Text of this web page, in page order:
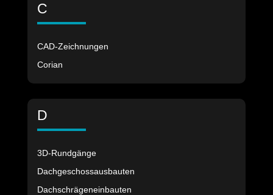
C
CAD-Zeichnungen
Corian
D
3D-Rundgänge
Dachgeschossausbauten
Dachschrägeneinbauten